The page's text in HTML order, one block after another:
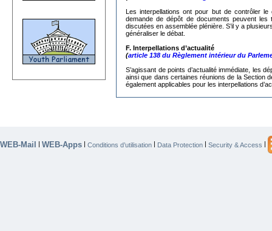
Les interpellations ont pour but de contrôler
demande de dépôt de documents peuvent les
discutées en assemblée plénière. S’il y a
généraliser le débat.
F. Interpellations d’actualité
(article 138 du Règlement intérieur du
S’agissant depoints d’actualité immédiate, les
ainsi que dans certaines réunions de la Section
également applicables pour les interpellations
WEB-Mail | WEB-Apps | Conditions d’utilisation | Data Protection | Security & Access |